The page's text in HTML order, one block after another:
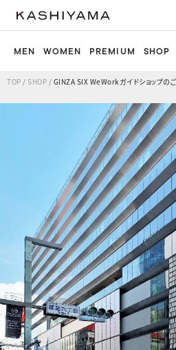
MEN WOMEN PREMIUM SHOP
TOP / SHOP / GINZA SIX WeWorkガイドショップの